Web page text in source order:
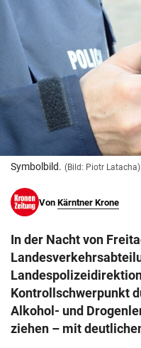
eingeben
© Krone Multimedia
Muthgasse 2, 1190 Wien
Symbolbild. (Bild: Piotr Latacha)
Von Kärntner Krone
In der Nacht von
Kontrollschwerpunkt
Alkohol- und
ziehen – mit